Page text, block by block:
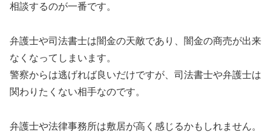
相談するのが一番です。
弁護士や司法書士は闇金の天敵であり、闇金の商売が出来
なくなってしまいます。
警察からは逃げれば良いだけですが、司法書士や弁護士は
関わりたくない相手なのです。
弁護士や法律事務所は敷居が高く感じるかもしれません。